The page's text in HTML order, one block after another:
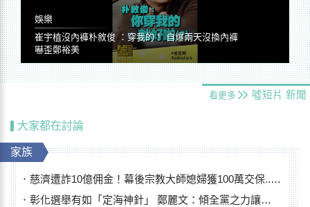
娛樂
崔宇植沒內褲朴敘俊 ：穿我的！ 自爆兩天沒換內褲
嚇歪鄭裕美
看更多 噓短片 新聞
大家都在討論
家族
慈濟遭詐10億佣金！幕後宗教大師媳婦獲100萬交保...快步奔離不發一語
彰化選舉有如「定海神針」 鄭麗文：傾全黨之力讓彰化贏